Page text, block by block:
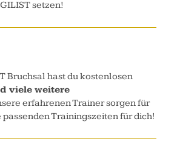
setzen!
Bruchsal hast du kostenlosen
viele weitere
erfahrenen Trainer sorgen für
Trainingszeiten für dich!